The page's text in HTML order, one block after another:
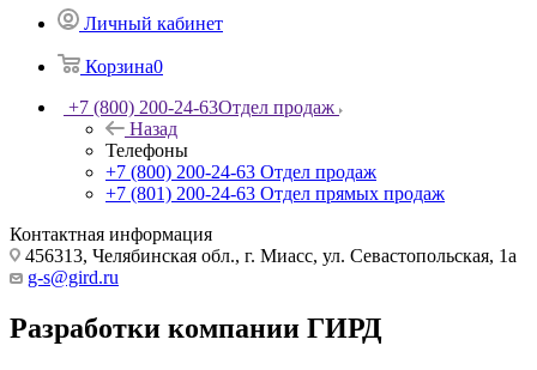
Личный кабинет
Корзина0
+7 (800) 200-24-63Отдел продаж
Назад
Телефоны
+7 (800) 200-24-63 Отдел продаж
+7 (801) 200-24-63 Отдел прямых продаж
Контактная информация
456313, Челябинская обл., г. Миасс, ул. Севастопольская, 1а
g-s@gird.ru
Разработки компании ГИРД